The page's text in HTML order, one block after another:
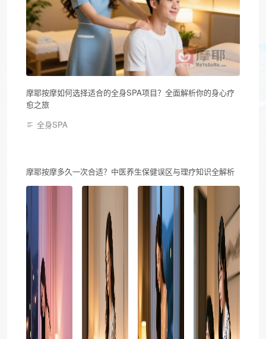
摩耶按摩如何选择适合的全身SPA项目？全面解析你的身心疗
愈之旅
全身SPA
摩耶按摩多久一次合适？中医养生保健误区与理疗知识全解析